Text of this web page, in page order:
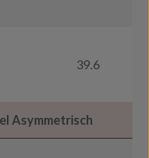
39.6
Asymmetrisch